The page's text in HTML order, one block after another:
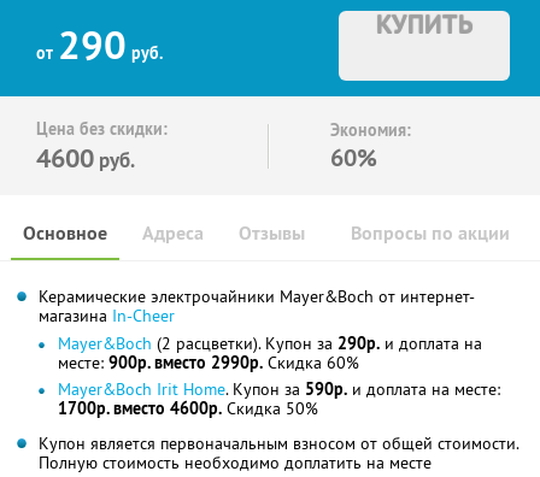
от 290 руб.
КУПИТЬ
Цена без скидки:
4600 руб.
Экономия:
60%
Основное Отзывы Вопросы по акции
Адреса
Керамические электрочайники Mayer&Boch от интернет-
магазина In-Cheer
Mayer&Boch (2 расцветки). Купон за 290р. и доплата на
месте: 900р. вместо 2990р. Скидка 60%
Mayer&Boch Irit Home. Купон за 590р. и доплата на месте:
1700р. вместо 4600р. Скидка 50%
Купон является первоначальным взносом от общей стоимости.
Полную стоимость необходимо доплатить на месте